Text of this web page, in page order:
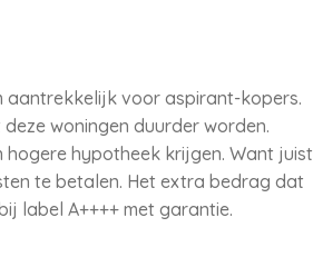
aantrekkelijk voor aspirant-kopers.
woningen duurder worden.
hogere hypotheek krijgen. Want juist
te betalen. Het extra bedrag dat
label A++++ met garantie.